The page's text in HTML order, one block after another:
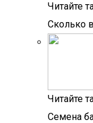
Читайте
Сколько
Читайте
Семена